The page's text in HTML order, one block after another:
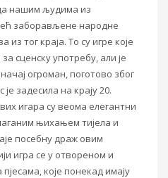
нашим људима из
заборављене народне
из тог краја. То су игре које
сценску употребу, али је
огроман, поготово због
задесила на крају 20.
игара су веома елегантни
њихањем тијела и
посебну драж овим
игра се у отвореном и
које понекад имају